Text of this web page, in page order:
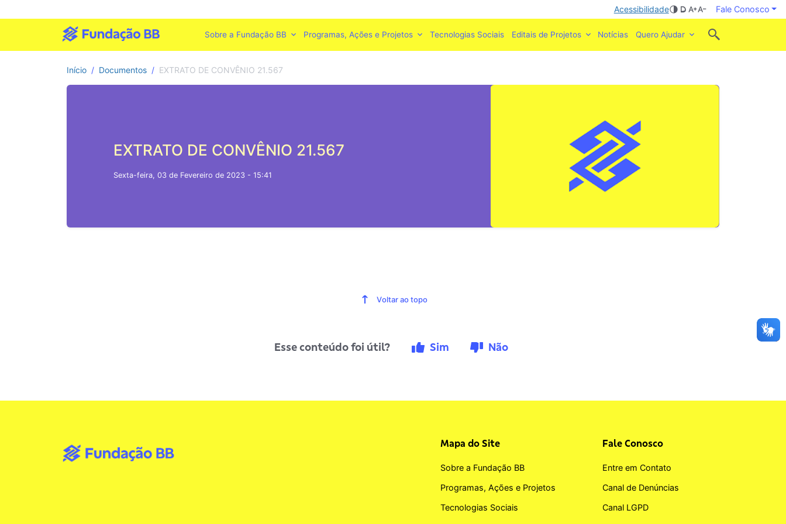
Acessibilidade Fale Conosco
Sobre a Fundação BB Programas, Ações e Projetos Tecnologias Sociais Editais de Projetos Notícias Quero Ajudar
Início Documentos EXTRATO DE CONVÊNIO 21.567
EXTRATO DE CONVÊNIO 21.567
Sexta-feira, 03 de Fevereiro de 2023 - 15:41
Voltar ao topo
Esse conteúdo foi útil? Sim Não
Mapa do Site
Sobre a Fundação BB
Programas, Ações e Projetos
Tecnologias Sociais
Fale Conosco
Entre em Contato
Canal de Denúncias
Canal LGPD